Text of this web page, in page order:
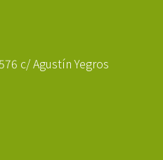
c/ Agustín Yegros